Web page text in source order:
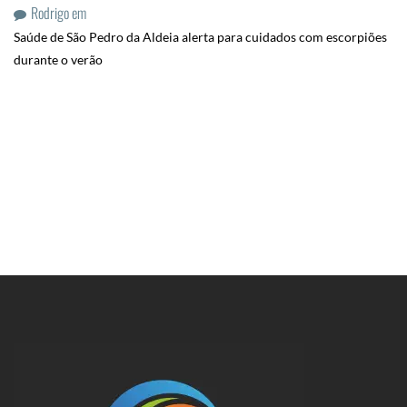
Rodrigoem
Saúde de São Pedro da Aldeia alerta para cuidados com escorpiões
durante o verão